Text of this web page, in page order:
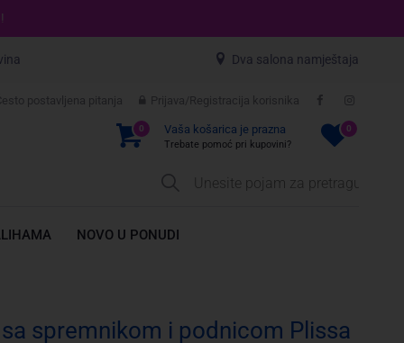
Dva salona namještaja
postavljena pitanja Prijava/Registracija korisnika
0 Vaša košarica je prazna
Trebate pomoć pri kupovini?
0
NOVO U PONUDI
spremnikom i podnicom Plissa